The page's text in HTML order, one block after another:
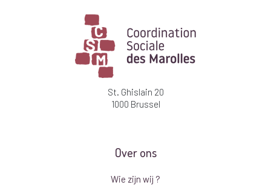
St. Ghislain 20
1000 Brussel
Over ons
Wie zijn wij ?